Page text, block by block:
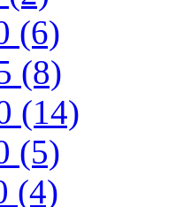
(6)
(8)
(14)
(5)
(4)